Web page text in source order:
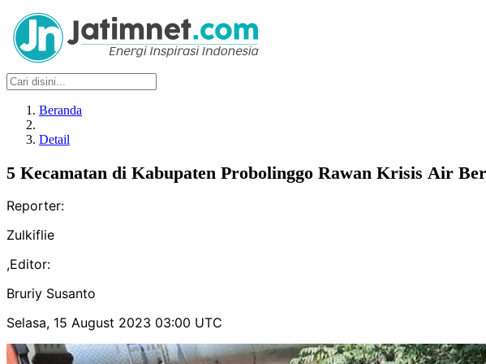
Beranda
Detail
5 Kecamatan di Kabupaten Probolinggo Rawan Krisis Air
Reporter:
Zulkiflie
,Editor:
Bruriy Susanto
Selasa, 15 August 2023 03:00 UTC